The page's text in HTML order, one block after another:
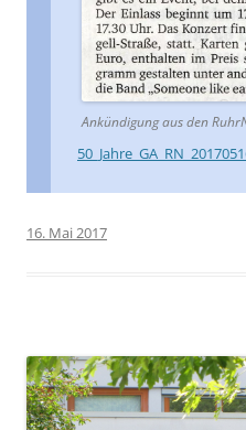
Ankündigung aus den
16. Mai 2017